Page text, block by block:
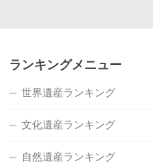
ランキングメニュー
世界遺産ランキング
文化遺産ランキング
自然遺産ランキング